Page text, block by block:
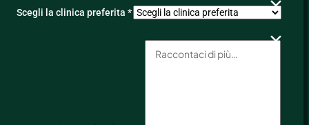
Scegli la clinica preferita *